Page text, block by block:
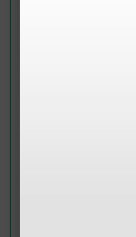
¿Todavía
Envía ahora
han adquirido